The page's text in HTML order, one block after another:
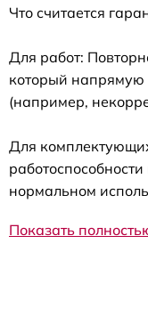
Что считается
Для работ:
который напрямую
(например,
Для
нормальном
Показать